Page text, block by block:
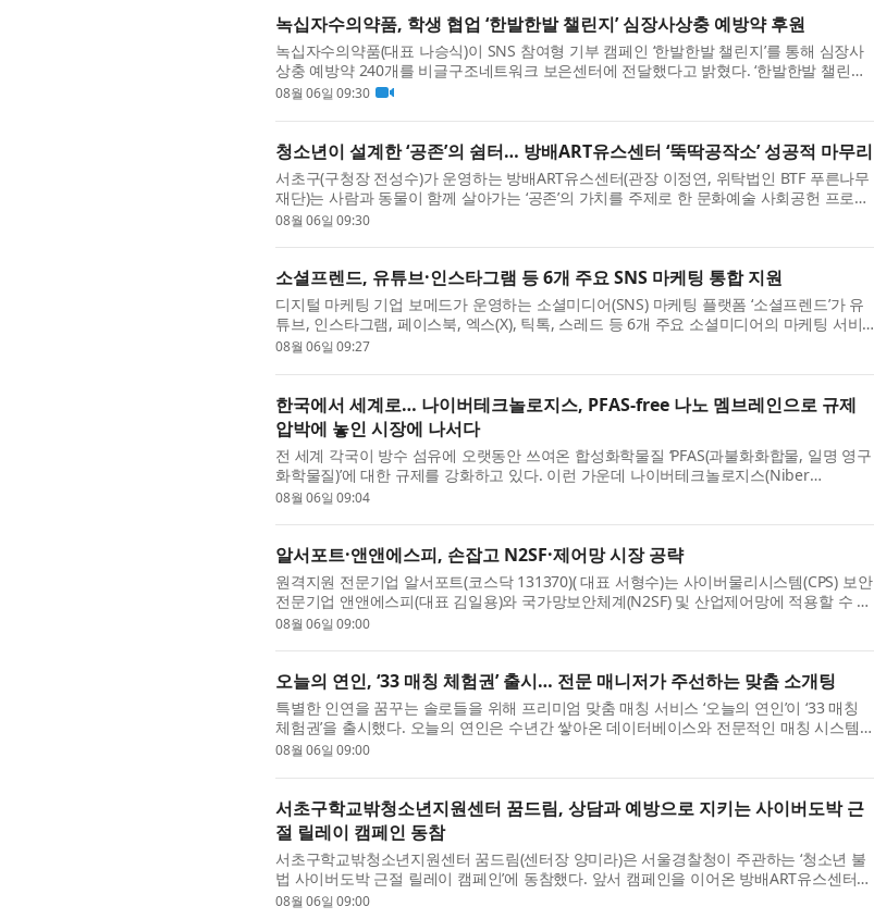
녹십자수의약품, 학생 협업 ‘한발한발 챌린지’ 심장사상충 예방약 후원
녹십자수의약품(대표 나승식)이 SNS 참여형 기부 캠페인 ‘한발한발 챌린지’를 통해 심장사
상충 예방약 240개를 비글구조네트워크 보은센터에 전달했다고 밝혔다. ‘한발한발 챌린
지’는 페이스튼국제학교 학생 프로젝트 ‘PawfectRxCycle’과 협력해 진행됐다. 이번 캠페...
08월 06일 09:30
청소년이 설계한 ‘공존’의 쉼터… 방배ART유스센터 ‘뚝딱공작소’ 성공적 마무리
서초구(구청장 전성수)가 운영하는 방배ART유스센터(관장 이정연, 위탁법인 BTF 푸른나무
재단)는 사람과 동물이 함께 살아가는 ‘공존’의 가치를 주제로 한 문화예술 사회공헌 프로젝
트 ‘뚝딱공작소’를 성공적으로 마무리했다. ‘뚝딱공작소’는 청소년이 지역사회 문제...
08월 06일 09:30
소셜프렌드, 유튜브·인스타그램 등 6개 주요 SNS 마케팅 통합 지원
디지털 마케팅 기업 보메드가 운영하는 소셜미디어(SNS) 마케팅 플랫폼 ‘소셜프렌드’가 유
튜브, 인스타그램, 페이스북, 엑스(X), 틱톡, 스레드 등 6개 주요 소셜미디어의 마케팅 서비
스를 한곳에서 이용할 수 있는 통합 환경을 제공한다고 밝혔다. 6개 주요 SNS 마케...
08월 06일 09:27
한국에서 세계로… 나이버테크놀로지스, PFAS-free 나노 멤브레인으로 규제
압박에 놓인 시장에 나서다
전 세계 각국이 방수 섬유에 오랫동안 쓰여온 합성화학물질 ‘PFAS(과불화화합물, 일명 영구
화학물질)’에 대한 규제를 강화하고 있다. 이런 가운데 나이버테크놀로지스(Niber
Technologies Pte. Ltd.)가 성능 저하 없이 이 흐름에 대응할 수 있는 PFAS-free 전기방사
08월 06일 09:04
알서포트·앤앤에스피, 손잡고 N2SF·제어망 시장 공략
원격지원 전문기업 알서포트(코스닥 131370)( 대표 서형수)는 사이버물리시스템(CPS) 보안
전문기업 앤앤에스피(대표 김일용)와 국가망보안체계(N2SF) 및 산업제어망에 적용할 수 있
는 안전한 원격지원 사업모델을 공동 발굴한다고 6일 밝혔다. 두 회사는 원격 유지...
08월 06일 09:00
오늘의 연인, ‘33 매칭 체험권’ 출시… 전문 매니저가 주선하는 맞춤 소개팅
특별한 인연을 꿈꾸는 솔로들을 위해 프리미엄 맞춤 매칭 서비스 ‘오늘의 연인’이 ‘33 매칭
체험권’을 출시했다. 오늘의 연인은 수년간 쌓아온 데이터베이스와 전문적인 매칭 시스템
을 기반으로 개인의 성향, 가치관, 조건 등을 종합적으로 고려해 가장 적합한 이성...
08월 06일 09:00
서초구학교밖청소년지원센터 꿈드림, 상담과 예방으로 지키는 사이버도박 근
절 릴레이 캠페인 동참
서초구학교밖청소년지원센터 꿈드림(센터장 양미라)은 서울경찰청이 주관하는 ‘청소년 불
법 사이버도박 근절 릴레이 캠페인’에 동참했다. 앞서 캠페인을 이어온 방배ART유스센터로
부터 다음 주자로 지목받아 릴레이에 참여하게 됐다. 최근 청소년 사이버도박은 ‘도박...
08월 06일 09:00